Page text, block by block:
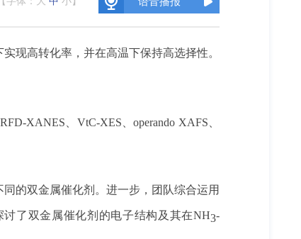
现高转化率，并在高温下保持高选择性。
XANES、VtC-XES、operando XAFS、
的双金属催化剂。进一步，团队综合运用
讨了双金属催化剂 的电子结构及其在NH3-